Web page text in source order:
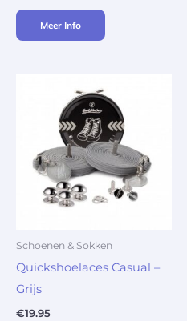
Meer Info
Schoenen & Sokken
Quickshoelaces Casual –
Grijs
€19.95